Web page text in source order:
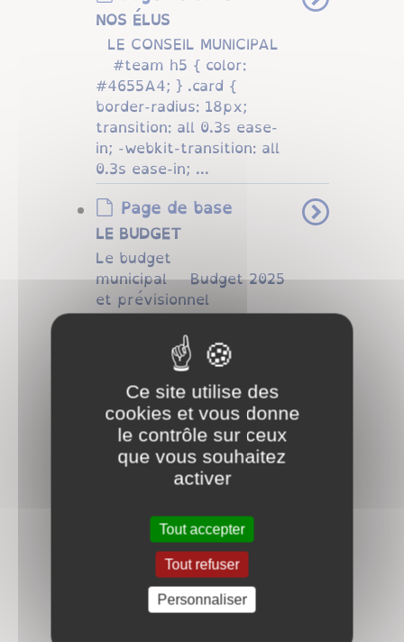
NOS ÉLUS
LE CONSEIL MUNICIPAL​​​​
#team h5 { color:
#4655A4; } .card {
border-radius: 18px;
transition: all 0.3s ease-
in; -webkit-transition: all
0.3s ease-in; ...
Page de base
LE BUDGET
Le budget
municipal Budget 2025
et prévisionnel
2026 Budget 2021 et
prévisionnel
2022 Budget 2020 et
prévisionnel
2021 Budget
2019 Budget 2018 ...
Page de base
Procès-verbaux des
Les compte-rendus du
conseil, de 2018 à 2024,
puis les procès-verbaux
de 2025 Une réunion
du conseil
Ce site utilise des
cookies et vous donne
le contrôle sur ceux
que vous souhaitez
activer
Tout accepter
Tout refuser
Personnaliser